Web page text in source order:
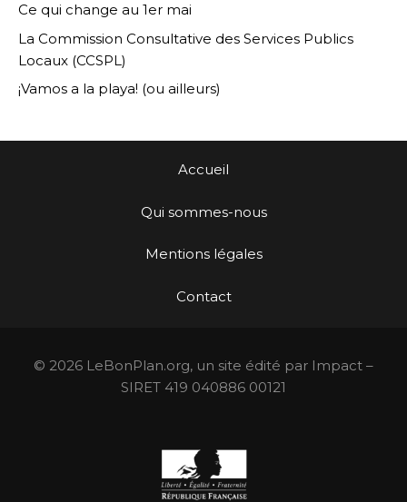
Ce qui change au 1er mai
La Commission Consultative des Services Publics
Locaux (CCSPL)
¡Vamos a la playa! (ou ailleurs)
Accueil
Qui sommes-nous
Mentions légales
Contact
© 2026 LeBonPlan.org, un site édité par Impact –
SIRET 419 040886 00121